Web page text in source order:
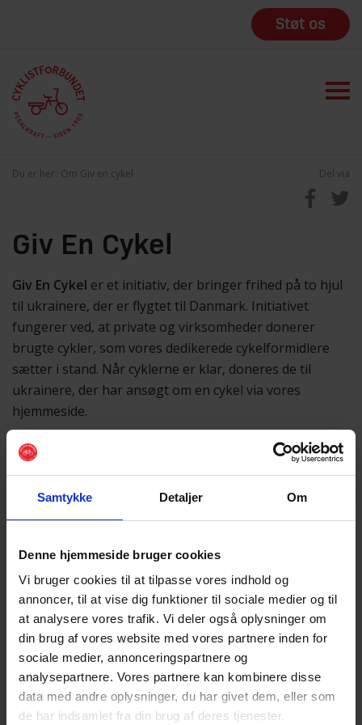
Samtykke Detaljer Om
Denne hjemmeside bruger cookies
Vi bruger cookies til at tilpasse vores indhold og
annoncer, til at vise dig funktioner til sociale medier og til
at analysere vores trafik. Vi deler også oplysninger om
din brug af vores website med vores partnere inden for
sociale medier, annonceringspartnere og
analysepartnere. Vores partnere kan kombinere disse
data med andre oplysninger, du har givet dem, eller som
de har indsamlet fra din brug af deres tjenester.
Støt os
Du er her: Om Giv en cykel Del via
Giv En Cykel
Giv En Cykel er et initiativ, der bringer frihed på to hjul
til ukrainere, der er flygtet til Danmark. Initiativet
fungerer ved, at private og virksomheder donerer
brugte cykler, som vores dedikerede cykelformidlere
sætter i stand. Når cyklerne er klar, doneres de til
ukrainere, der har ansøgt om en cykel via vores
hjemmeside.
At flygte fra krig er ofte forbundet med knappe
økonomiske ressourcer, begrænset mobilitet og et
det svært at skabe en ny hverdag. For netop at give
hverdag blev projektet lanceret i 2022 af daværende
Cyklistforbundet.
Giv En Cykel handler om meget mere end blot
transport. Det handler om at få de nye ukrainske
borgere tættere på både deres lokalsamfund og den
danske cykelkultur. Med en doneret cykel bliver det
nemmere at komme til arbejde, skole eller